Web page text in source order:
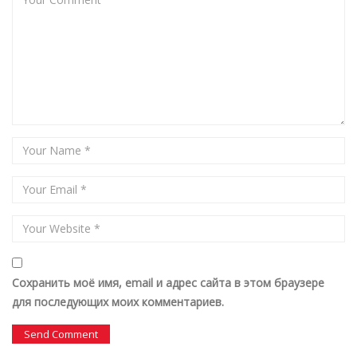
Сохранить моё имя, email и адрес сайта в этом браузере
для последующих моих комментариев.